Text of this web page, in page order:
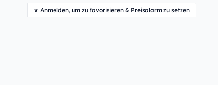
★ Anmelden, um zu favorisieren & Preisalarm zu setzen